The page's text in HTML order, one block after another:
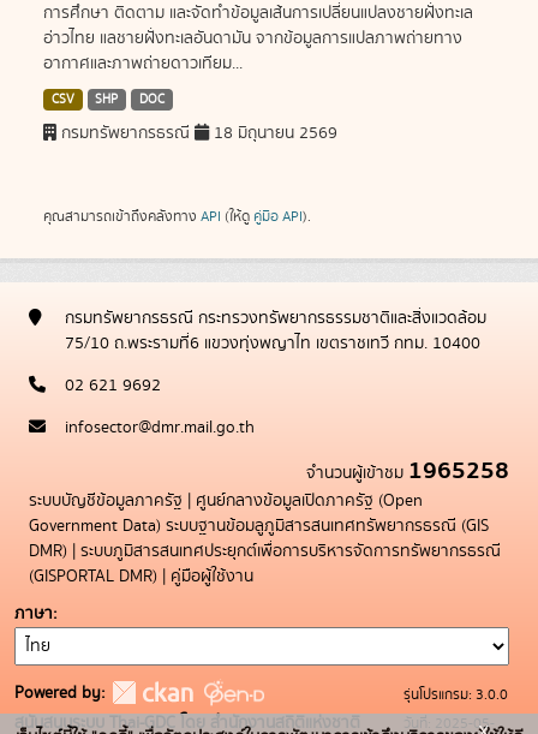
การศึกษา ติดตาม และจัดทำข้อมูลเส้นการเปลี่ยนแปลงชายฝั่งทะเล
อ่าวไทย แลชายฝั่งทะเลอันดามัน จากข้อมูลการแปลภาพถ่ายทาง
อากาศและภาพถ่ายดาวเทียม...
CSV SHP DOC
กรมทรัพยากรธรณี 18 มิถุนายน 2569
คุณสามารถเข้าถึงคลังทาง API (ให้ดู คู่มือ API).
กรมทรัพยากรธรณี กระทรวงทรัพยากรธรรมชาติและสิ่งแวดล้อม
75/10 ถ.พระรามที่6 แขวงทุ่งพญาไท เขตราชเทวี กทม. 10400
02 621 9692
infosector@dmr.mail.go.th
จำนวนผู้เข้าชม 1965258
ระบบบัญชีข้อมูลภาครัฐ | ศูนย์กลางข้อมูลเปิดภาครัฐ (Open
Government Data) ระบบฐานข้อมลูภูมิสารสนเทศทรัพยากรธรณี (GIS
DMR) | ระบบภูมิสารสนเทศประยุกต์เพื่อการบริหารจัดการทรัพยากรธรณี
(GISPORTAL DMR) | คู่มือผู้ใช้งาน
ภาษา
Powered by:
สนับสนุนระบบ Thai-GDC โดย สำนักงานสถิติแห่งชาติ
รุ่นโปรแกรม: 3.0.0
วันที่: 2025-05-